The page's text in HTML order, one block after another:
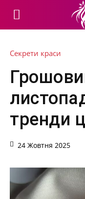
Секрети краси
тренди
24 Жовтня 2025